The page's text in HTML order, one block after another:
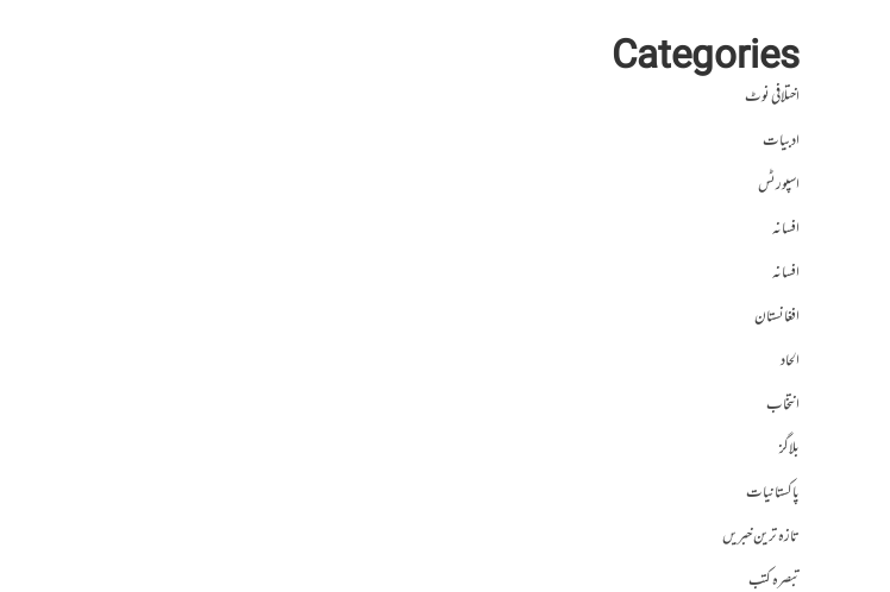
Categories
اختلافی نوٹ
ادبیات
اسپورٹس
افسانہ
افسانہ
افغانستان
الحاد
انتخاب
بلاگز
پاکستانیات
تازہ ترین خبریں
تبصرہ کتب